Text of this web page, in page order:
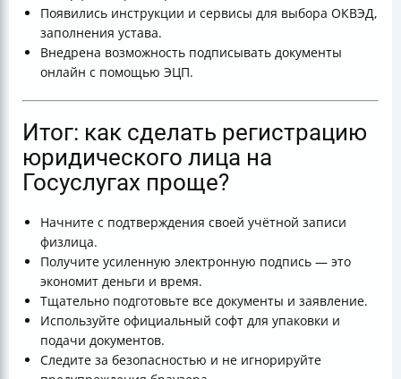
Появились инструкции и сервисы для выбора ОКВЭД,
заполнения устава.
Внедрена возможность подписывать документы
онлайн с помощью ЭЦП.
Итог: как сделать регистрацию
юридического лица на
Госуслугах проще?
Начните с подтверждения своей учётной записи
физлица.
Получите усиленную электронную подпись — это
экономит деньги и время.
Тщательно подготовьте все документы и заявление.
Используйте официальный софт для упаковки и
подачи документов.
Следите за безопасностью и не игнорируйте